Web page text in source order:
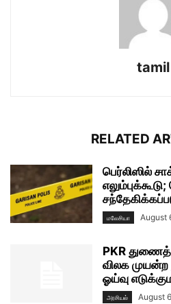
tamil
RELATED
பெர்லிஸில்
மலேசியா August
PKR துணைத்
விலக
ஓய்வு
அரசியல் August